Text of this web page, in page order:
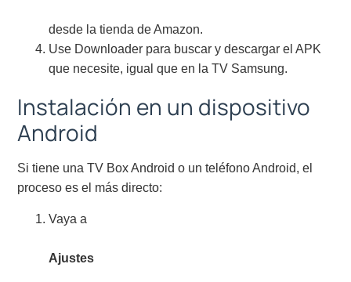
desde la tienda de Amazon.
Use Downloader para buscar y descargar el APK
que necesite, igual que en la TV Samsung.
Instalación en un dispositivo
Android
Si tiene una TV Box Android o un teléfono Android, el
proceso es el más directo:
Vaya a
Ajustes